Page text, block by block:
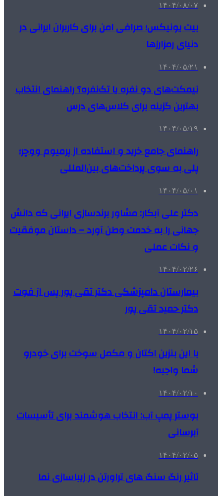
۱۴۰۴/۰۸/۰۷
بیت یونیکس؛ صرافی امن برای کاربران ایرانی در
دنیای رمزارزها
۱۴۰۴/۰۵/۲۱
نیمکت‌های دو نفره یا تک‌نفره؟ راهنمای انتخاب
بهترین گزینه برای کلاس‌های درس
۱۴۰۴/۰۵/۱۹
راهنمای جامع خرید و استفاده از پرمیوم ووچر؛
پلی به سوی پرداخت‌های بین‌المللی
۱۴۰۴/۰۵/۰۱
دکتر علی آبکار: مشاور برندسازی ایرانی که دانش
جهانی را به خدمت وطن آورد – داستان موفقیت
و نکات عملی
۱۴۰۴/۰۲/۲۶
بیمارستان دامپزشکی دکتر تقی پور پس از فوت
دکتر حمید تقی پور
۱۴۰۴/۰۲/۱۵
با این بنزین اکتان و مکمل سوخت برای خودرو
شما واجبه!
۱۴۰۴/۰۲/۱۰
بوستر پمپ آب: انتخاب هوشمند برای تأسیسات
آبرسانی
۱۴۰۴/۰۲/۰۵
تاثیر رنگ سنگ های تراورتن در زیباسازی نما